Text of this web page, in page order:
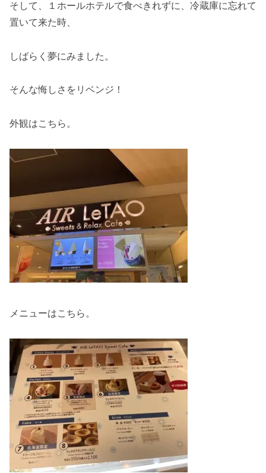
そして、１ホールホテルで食べきれずに、冷蔵庫に忘れて
置いて来た時、
しばらく夢にみました。
そんな悔しさをリベンジ！
外観はこちら。
メニューはこちら。